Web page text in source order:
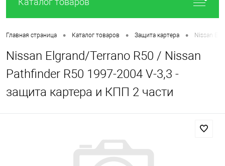
Главная страница • Каталог товаров • Защита картера • Nissan
Nissan Elgrand/Terrano R50 / Nissan
Pathfinder R50 1997-2004 V-3,3 -
защита картера и КПП 2 части